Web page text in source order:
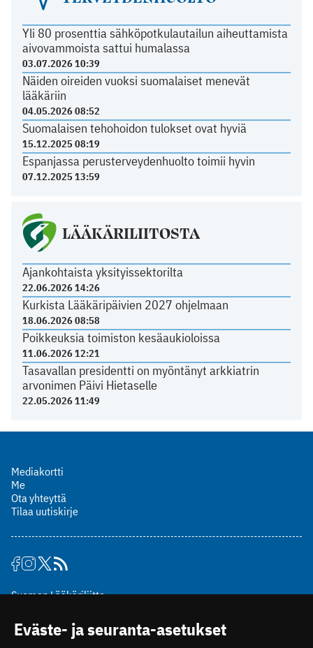
Yli 80 prosenttia sähköpotkulautailun aiheuttamista
aivovammoista sattui humalassa
03.07.2026 10:39
Näiden oireiden vuoksi suomalaiset menevät
lääkäriin
04.05.2026 08:52
Suomalaisen tehohoidon tulokset ovat hyviä
15.12.2025 08:19
Espanjassa perusterveydenhuolto toimii hyvin
07.12.2025 13:59
LÄÄKÄRILIITOSTA
Ajankohtaista yksityissektorilta
22.06.2026 14:26
Kurkista Lääkäripäivien 2027 ohjelmaan
18.06.2026 08:58
Poikkeuksia toimiston kesäaukioloissa
11.06.2026 12:21
Tasavallan presidentti on myöntänyt arkkiatrin
arvonimen Päivi Hietaselle
22.05.2026 11:49
Mediakortti
Me
Ota yhteyttä
Tilaa uutiskirje
Suomen Lääkäriliitto
00510 Helsinki
puh. (09) 393 091
Eväste- ja seuranta-asetukset